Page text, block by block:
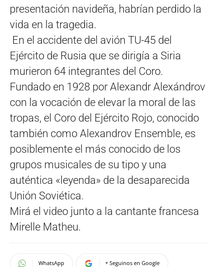
presentación navideña, habrían perdido la
vida en la tragedia.
En el accidente del avión TU-45 del
Ejército de Rusia que se dirigía a Siria
murieron 64 integrantes del Coro.
Fundado en 1928 por Alexandr Alexándrov
con la vocación de elevar la moral de las
tropas, el Coro del Ejército Rojo, conocido
también como Alexandrov Ensemble, es
posiblemente el más conocido de los
grupos musicales de su tipo y una
auténtica «leyenda» de la desaparecida
Unión Soviética.
Mirá el video junto a la cantante francesa
Mirelle Matheu.
WhatsApp + Seguinos en Google